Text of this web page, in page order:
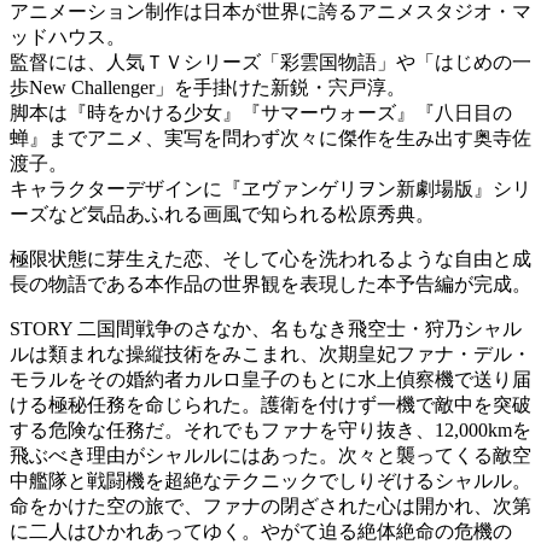
アニメーション制作は日本が世界に誇るアニメスタジオ・マ
ッドハウス。
監督には、人気ＴＶシリーズ「彩雲国物語」や「はじめの一
歩New Challenger」を手掛けた新鋭・宍戸淳。
脚本は『時をかける少女』『サマーウォーズ』『八日目の
蝉』までアニメ、実写を問わず次々に傑作を生み出す奥寺佐
渡子。
キャラクターデザインに『ヱヴァンゲリヲン新劇場版』シリ
ーズなど気品あふれる画風で知られる松原秀典。
極限状態に芽生えた恋、そして心を洗われるような自由と成
長の物語である本作品の世界観を表現した本予告編が完成。
STORY 二国間戦争のさなか、名もなき飛空士・狩乃シャル
ルは類まれな操縦技術をみこまれ、次期皇妃ファナ・デル・
モラルをその婚約者カルロ皇子のもとに水上偵察機で送り届
ける極秘任務を命じられた。護衛を付けず一機で敵中を突破
する危険な任務だ。それでもファナを守り抜き、12,000kmを
飛ぶべき理由がシャルルにはあった。次々と襲ってくる敵空
中艦隊と戦闘機を超絶なテクニックでしりぞけるシャルル。
命をかけた空の旅で、ファナの閉ざされた心は開かれ、次第
に二人はひかれあってゆく。やがて迫る絶体絶命の危機の